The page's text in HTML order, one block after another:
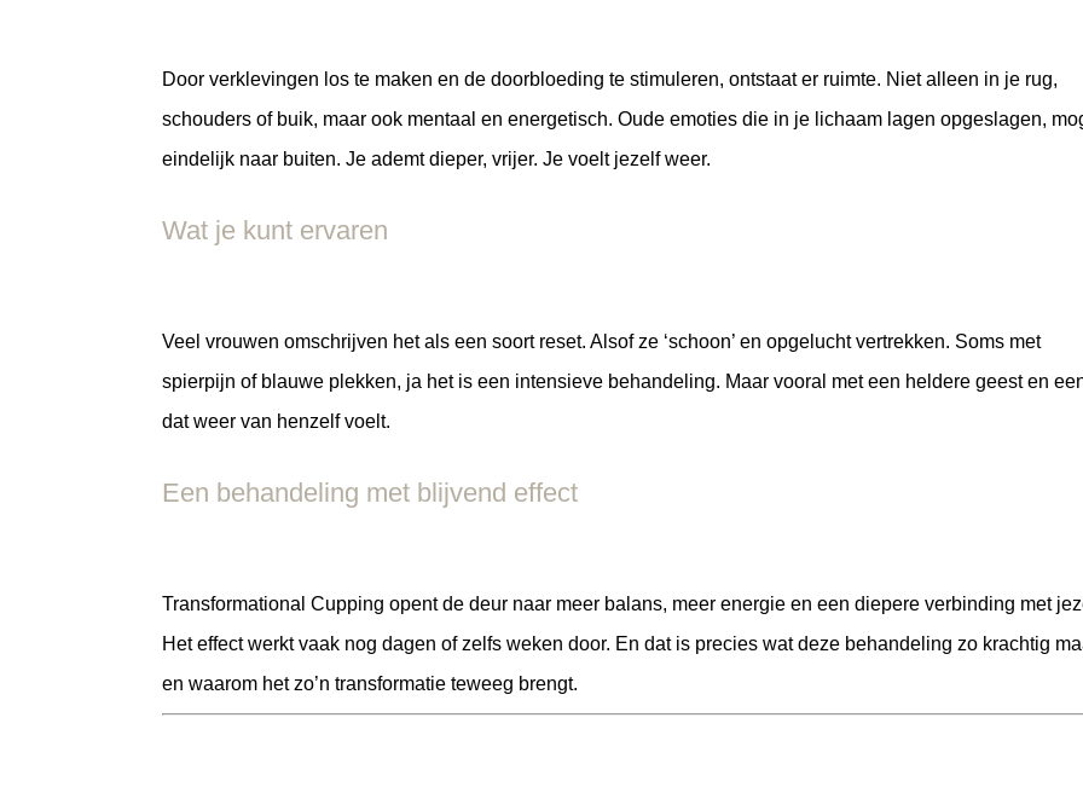
Door verklevingen los te maken en de doorbloeding te stimuleren, ontstaat er ruimte. Niet alleen in je rug,
schouders of buik, maar ook mentaal en energetisch. Oude emoties die in je lichaam lagen opgeslagen,
eindelijk naar buiten. Je ademt dieper, vrijer. Je voelt jezelf weer.
Wat je kunt ervaren
Veel vrouwen omschrijven het als een soort reset. Alsof ze ‘schoon’ en opgelucht vertrekken. Soms met
spierpijn of blauwe plekken, ja het is een intensieve behandeling. Maar vooral met een heldere geest en
dat weer van henzelf voelt.
Een behandeling met blijvend effect
Transformational Cupping opent de deur naar meer balans, meer energie en een diepere verbinding met
Het effect werkt vaak nog dagen of zelfs weken door. En dat is precies wat deze behandeling zo krachtig
en waarom het zo’n transformatie teweeg brengt.